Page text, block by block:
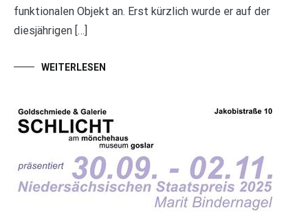
funktionalen Objekt an. Erst kürzlich wurde er auf der
diesjährigen […]
WEITERLESEN